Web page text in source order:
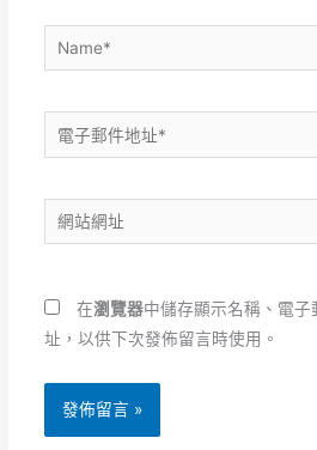
Name*
電
子
件
地
*
站
址
在瀏覽器中儲存顯示名稱、電子
址，以供下次發佈留言時使用。